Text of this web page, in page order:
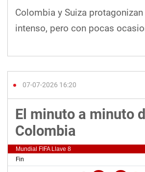
Colombia y Suiza
intenso, pero con pocas
07-07-2026 16:20
El minuto a minuto
Colombia